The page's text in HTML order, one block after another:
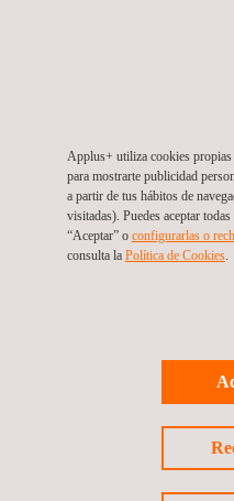
Tel.:+34 691 250 977
Volver a noticias
Applus+ utiliza cookies
para mostrarte publicidad
a partir de tus hábitos de
visitadas). Puedes aceptar
“Aceptar” o configurarlas o
consulta la Política de Cookies.